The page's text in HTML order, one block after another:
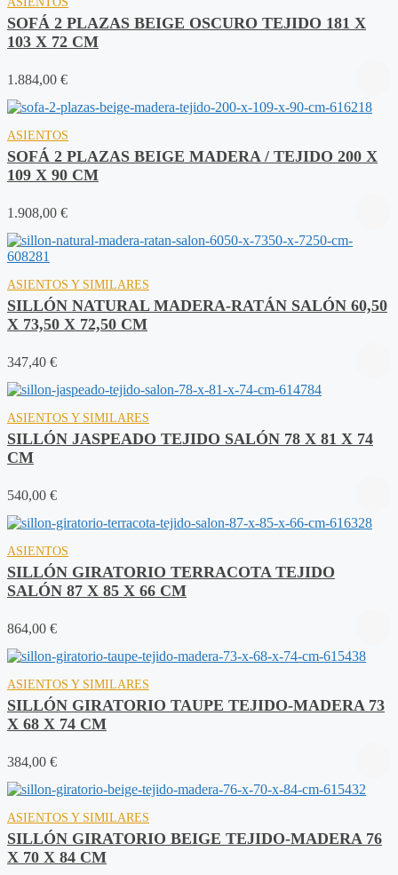
SOFÁ 2 PLAZAS BEIGE OSCURO TEJIDO 181 X
103 X 72 CM
1.884,00 €
ASIENTOS
SOFÁ 2 PLAZAS BEIGE MADERA / TEJIDO 200 X
109 X 90 CM
1.908,00 €
ASIENTOS Y SIMILARES
SILLÓN NATURAL MADERA-RATÁN SALÓN 60,50
X 73,50 X 72,50 CM
347,40 €
ASIENTOS Y SIMILARES
SILLÓN JASPEADO TEJIDO SALÓN 78 X 81 X 74
CM
540,00 €
ASIENTOS
SILLÓN GIRATORIO TERRACOTA TEJIDO
SALÓN 87 X 85 X 66 CM
864,00 €
ASIENTOS Y SIMILARES
SILLÓN GIRATORIO TAUPE TEJIDO-MADERA 73
X 68 X 74 CM
384,00 €
ASIENTOS Y SIMILARES
SILLÓN GIRATORIO BEIGE TEJIDO-MADERA 76
X 70 X 84 CM